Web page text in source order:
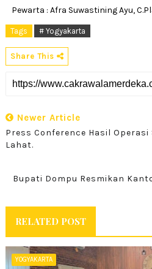
Pewarta : Afra Suwastining Ayu,
Tags # Yogyakarta
Share This
Newer Article
Press Conference Hasil Operasi
Lahat.
Bupati Dompu Resmikan
RELATED POST
YOGYAKARTA